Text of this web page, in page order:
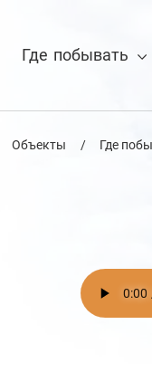
Где побывать
Enter для поиска или
Объекты / Где